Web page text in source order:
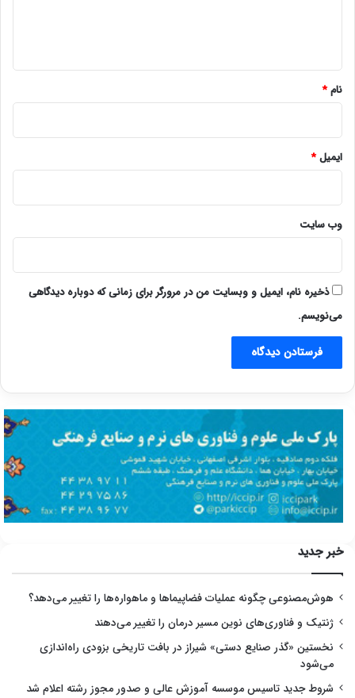
نام*
ایمیل*
وب‌ سایت
ذخیره نام، ایمیل و وبسایت من در مرورگر برای زمانی که دوباره دیدگاهی
می‌نویسم.
خبر جدید
هوش‌مصنوعی چگونه عملیات فضاپیماها و ماهواره‌ها را تغییر می‌دهد؟
ژنتیک و فناوری‌های نوین مسیر درمان را تغییر می‌دهند
نخستین «گذر صنایع دستی» شیراز در بافت تاریخی بزودی راه‌اندازی
می‌شود
شروط جدید تاسیس موسسه آموزش عالی و صدور مجوز رشته اعلام شد